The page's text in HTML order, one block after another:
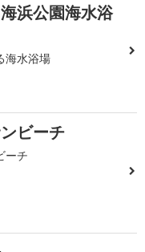
浜公園海水浴
海水浴場
ビーチ
ーチ